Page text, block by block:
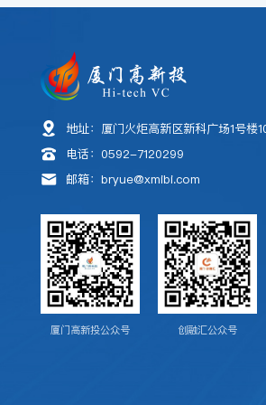
地址：厦门火炬高新区新科广场1号楼
电话：0592-7120299
邮箱：bryue@xmibi.com
厦门高新投公众号 创融汇公众号